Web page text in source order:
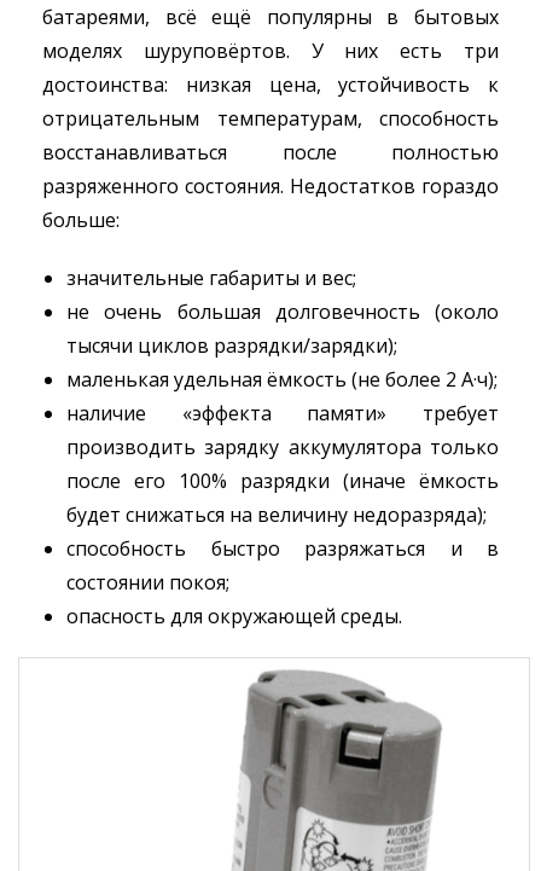
батареями, всё ещё популярны в бытовых
моделях шуруповёртов. У них есть три
достоинства: низкая цена, устойчивость к
отрицательным температурам, способность
восстанавливаться после полностью
разряженного состояния. Недостатков гораздо
больше:
значительные габариты и вес;
не очень большая долговечность (около
тысячи циклов разрядки/зарядки);
маленькая удельная ёмкость (не более 2 А·ч);
наличие «эффекта памяти» требует
производить зарядку аккумулятора только
после его 100% разрядки (иначе ёмкость
будет снижаться на величину недоразряда);
способность быстро разряжаться и в
состоянии покоя;
опасность для окружающей среды.